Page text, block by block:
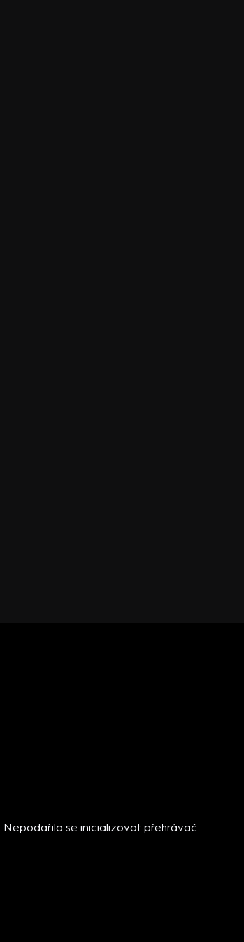
Nepodařilo se inicializovat přehrávač